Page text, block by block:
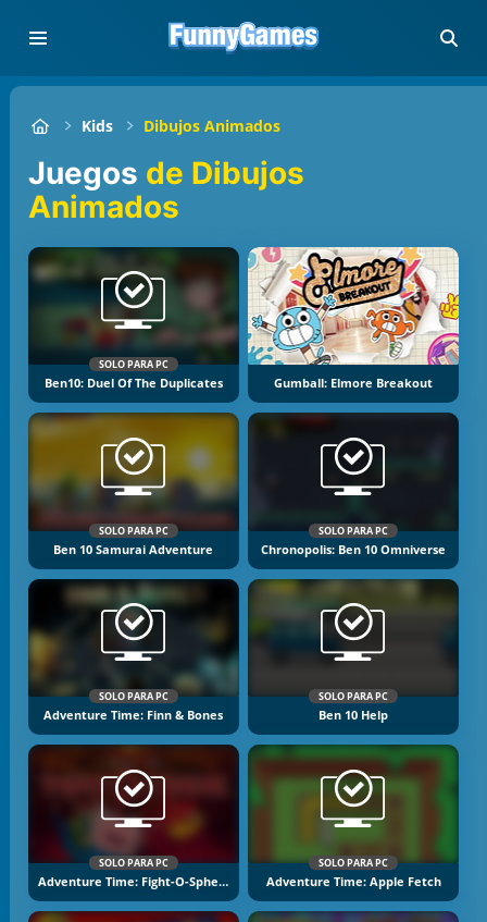
Kids Dibujos Animados
Juegos de Dibujos
Animados
SOLO PARA PC
Ben10: Duel Of The Duplicates Gumball: Elmore Breakout
SOLO PARA PC
Ben 10 Samurai Adventure
SOLO PARA PC
Chronopolis: Ben 10 Omniverse
SOLO PARA PC
Adventure Time: Finn & Bones
SOLO PARA PC
Ben 10 Help
SOLO PARA PC
Adventure Time: Fight-O-Sphere
SOLO PARA PC
Adventure Time: Apple Fetch